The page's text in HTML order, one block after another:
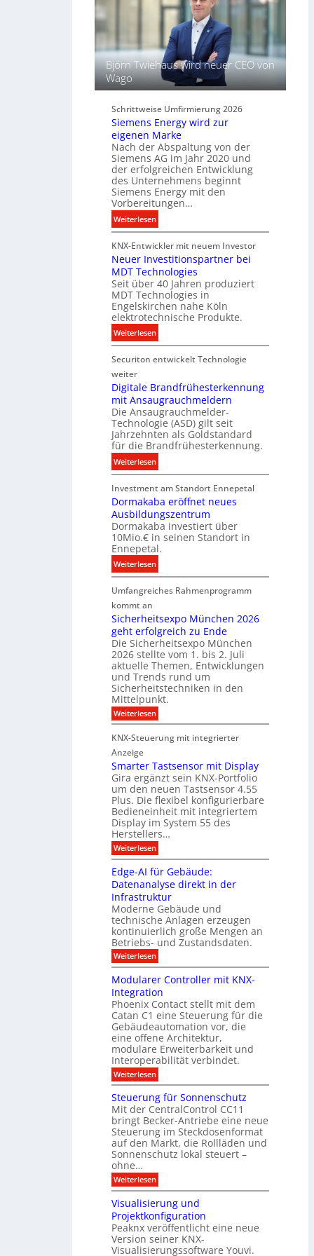
t
u
d
B
e
l
e
u
c
h
t
u
s
t
e
c
h
n
i
k
l
f
ü
r
i
g
i
t
a
l
e
P
r
o
d
u
k
t
d
a
t
e
Björn Twiehaus wird neuer CEO von
Wago
Schrittweise Umfirmierung 2026
Siemens Energy wird zur
eigenen Marke
Nach der Abspaltung von der
Siemens AG im Jahr 2020 und
der erfolgreichen Entwicklung
des Unternehmens beginnt
Siemens Energy mit den
Vorbereitungen…
Weiterlesen:
S
i
e
m
e
n
s
E
n
r
y
w
i
r
d
u
r
e
i
g
e
n
e
n
M
r
k
e
KNX-Entwickler mit neuem Investor
Neuer Investitionspartner bei
MDT Technologies
Seit über 40 Jahren produziert
MDT Technologies in
Engelskirchen nahe Köln
elektrotechnische Produkte.
Weiterlesen:
N
e
e
r
I
n
v
e
s
t
i
t
i
o
n
s
p
a
n
e
r
b
e
i
M
D
c
h
n
o
l
o
g
e
s
Securiton entwickelt Technologie
weiter
Digitale Brandfrühesterkennung
mit Ansaugrauchmeldern
Die Ansaugrauchmelder-
Technologie (ASD) gilt seit
Jahrzehnten als Goldstandard
für die Brandfrühesterkennung.
Weiterlesen:
D
i
g
i
t
a
l
e
B
r
n
d
f
r
ü
h
e
s
t
e
k
e
n
n
u
n
g
m
i
t
A
n
s
a
g
r
a
u
c
h
m
e
l
d
e
r
n
Investment am Standort Ennepetal
Dormakaba eröffnet neues
Ausbildungszentrum
Dormakaba investiert über
10Mio.€ in seinen Standort in
Ennepetal.
Weiterlesen:
D
o
m
a
k
a
b
a
e
r
ö
f
n
e
t
n
e
u
e
s
A
u
s
b
i
l
d
u
n
g
s
z
e
n
t
r
u
m
Umfangreiches Rahmenprogramm
kommt an
Sicherheitsexpo München 2026
geht erfolgreich zu Ende
Die Sicherheitsexpo München
2026 stellte vom 1. bis 2. Juli
aktuelle Themen, Entwicklungen
und Trends rund um
Sicherheitstechniken in den
Mittelpunkt.
Weiterlesen:
S
c
e
r
h
e
i
t
s
e
x
p
o
M
ü
n
c
h
e
n
2
0
2
6
g
e
h
t
e
r
f
o
l
g
r
e
i
c
h
z
u
E
n
e
KNX-Steuerung mit integrierter
Anzeige
Smarter Tastsensor mit Display
Gira ergänzt sein KNX-Portfolio
um den neuen Tastsensor 4.55
Plus. Die flexibel konfigurierbare
Bedieneinheit mit integriertem
Display im System 55 des
Herstellers…
Weiterlesen:
S
m
a
r
t
e
r
T
a
s
t
s
n
s
o
r
m
i
t
D
i
s
p
a
y
Edge-AI für Gebäude:
Datenanalyse direkt in der
Infrastruktur
Moderne Gebäude und
technische Anlagen erzeugen
kontinuierlich große Mengen an
Betriebs- und Zustandsdaten.
Weiterlesen:
E
g
e
-
A
I
f
ü
r
G
e
b
u
d
e
:
D
a
t
e
n
a
n
a
l
y
s
e
Modularer Controller mit KNX-
Integration
Phoenix Contact stellt mit dem
Catan C1 eine Steuerung für die
Gebäudeautomation vor, die
eine offene Architektur,
modulare Erweiterbarkeit und
Interoperabilität verbindet.
Weiterlesen:
M
d
u
l
a
r
e
r
C
o
n
t
r
o
l
l
e
Steuerung für Sonnenschutz
Mit der CentralControl CC11
bringt Becker-Antriebe eine neue
Steuerung im Steckdosenformat
auf den Markt, die Rollläden und
Sonnenschutz lokal steuert –
ohne…
Weiterlesen:
S
e
u
e
r
u
Visualisierung und
Projektkonfiguration
Peaknx veröffentlicht eine neue
Version seiner KNX-
Visualisierungssoftware Youvi.